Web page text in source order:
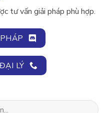
tư vấn giải pháp phù hợp.
LÝ